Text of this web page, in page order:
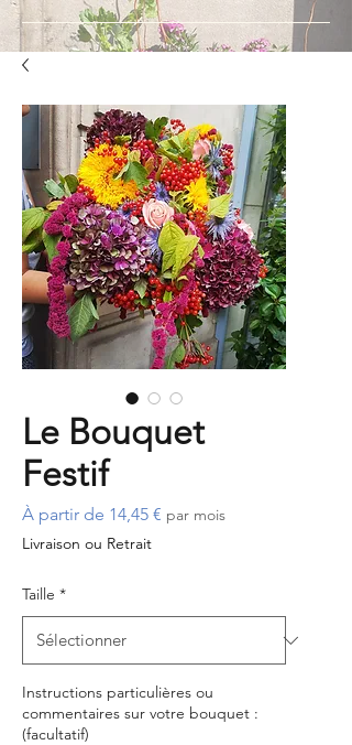
Le Bouquet
Festif
À partir de 14,45 € Prix
par mois
Livraison ou Retrait
Taille *
Instructions particulières ou
commentaires sur votre bouquet :
(facultatif)